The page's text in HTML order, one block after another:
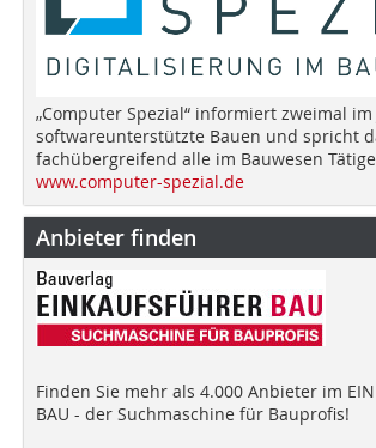
„Computer Spezial“ informiert zweimal
softwareunterstützte Bauen und spricht
fachübergreifend alle im Bauwesen
www.computer-spezial.de
Anbieter finden
Finden Sie mehr als 4.000 Anbieter im
BAU - der Suchmaschine für Bauprofis!